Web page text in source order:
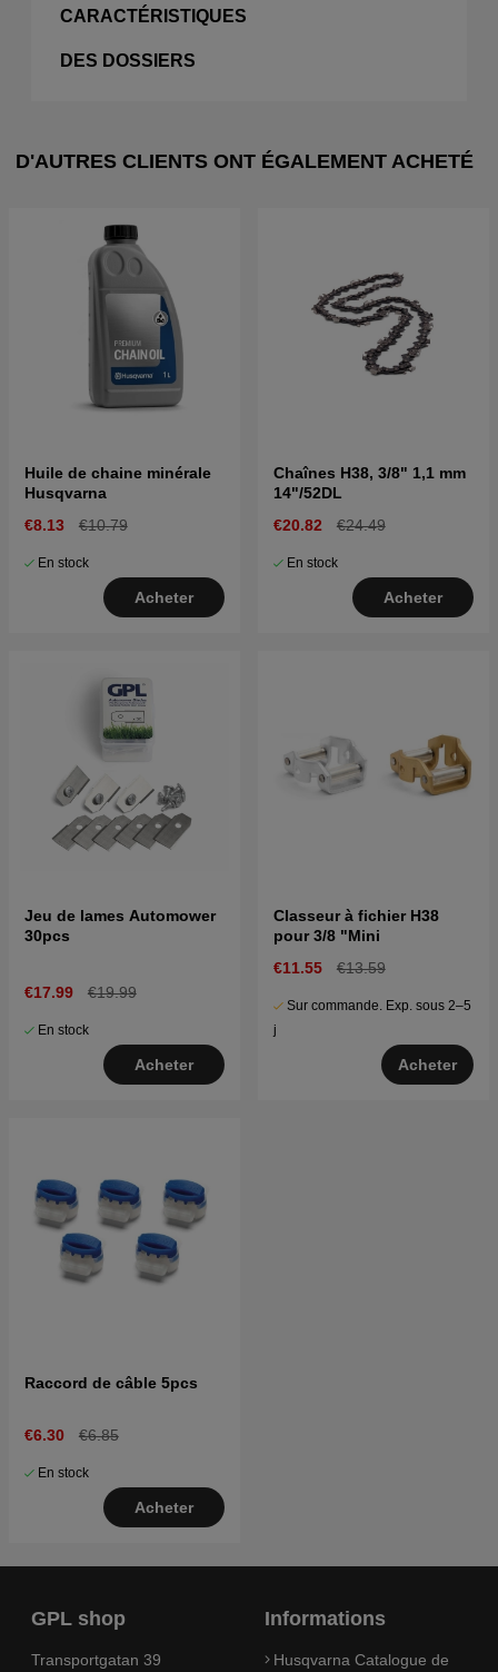
CARACTÉRISTIQUES
DES DOSSIERS
D'AUTRES CLIENTS ONT ÉGALEMENT ACHETÉ
Huile de chaine minérale
Husqvarna
€8.13
€10.79
En stock
Acheter
Chaînes H38, 3/8" 1,1 mm
14"/52DL
€20.82
€24.49
En stock
Acheter
Jeu de lames Automower
30pcs
€17.99 €19.99
En stock
Acheter
Classeur à fichier H38
pour 3/8 "Mini
€11.55
€13.59
Sur commande. Exp. sous 2–5
j
Acheter
Raccord de câble 5pcs
€6.30 €6.85
En stock
Acheter
GPL shop
Transportgatan 39
Informations
Husqvarna Catalogue de